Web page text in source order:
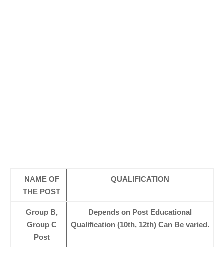
NAME OF
THE POST
QUALIFICATION
Group B,
Group C
Post
Depends on Post Educational
Qualification (10th, 12th) Can Be varied.